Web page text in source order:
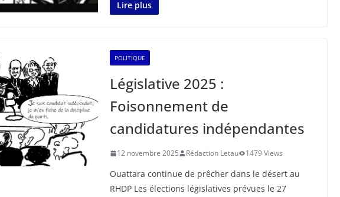
Lire plus
POLITIQUE
Législative 2025 :
Foisonnement de
candidatures indépendantes
12 novembre 2025 Rédaction Letau 1479 Views
Ouattara continue de prêcher dans le désert au
RHDP Les élections législatives prévues le 27